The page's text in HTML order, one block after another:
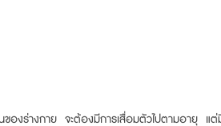
องร่างกาย  จะต้องมีการเสื่อมตัวไปตามอายุ  แต่